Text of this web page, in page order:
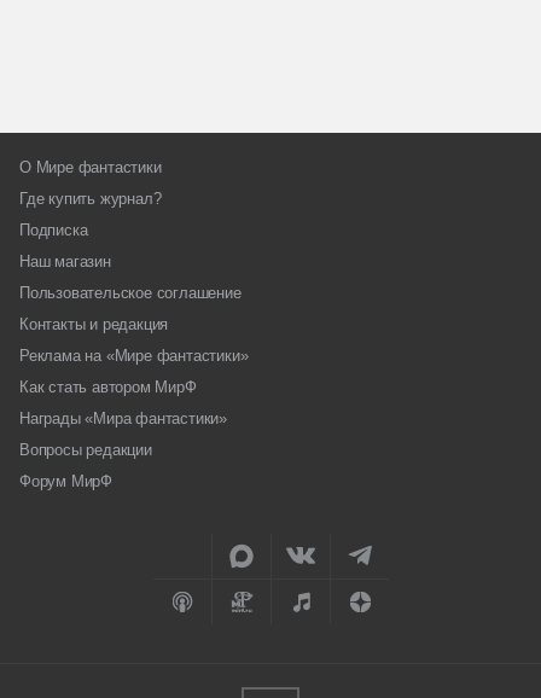
О Мире фантастики
Где купить журнал?
Подписка
Наш магазин
Пользовательское соглашение
Контакты и редакция
Реклама на «Мире фантастики»
Как стать автором МирФ
Награды «Мира фантастики»
Вопросы редакции
Форум МирФ